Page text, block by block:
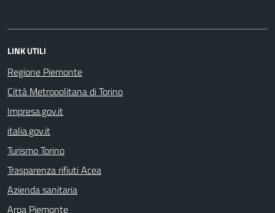
LINK UTILI
Regione Piemonte
Città Metropolitana di Torino
Impresa.gov.it
italia.gov.it
Turismo Torino
Trasparenza rifiuti Acea
Azienda sanitaria
Arpa Piemonte